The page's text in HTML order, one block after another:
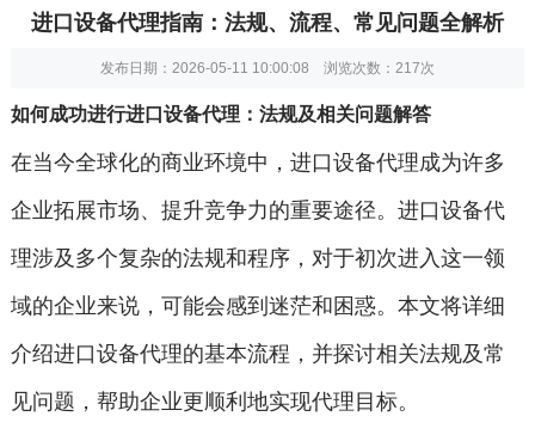
进口设备代理指南：法规、流程、常见问题全解析
发布日期：2026-05-11 10:00:08 浏览次数： 217次
如何成功进行进口设备代理：法规及相关问题解答
在当今全球化的商业环境中，进口设备代理成为许多
企业拓展市场、提升竞争力的重要途径。进口设备代
理涉及多个复杂的法规和程序，对于初次进入这一领
域的企业来说，可能会感到迷茫和困惑。本文将详细
介绍进口设备代理的基本流程，并探讨相关法规及常
见问题，帮助企业更顺利地实现代理目标。